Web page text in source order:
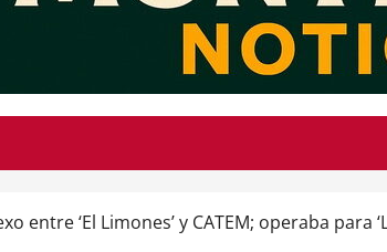
entre ‘El Limones’ y CATEM; operaba para